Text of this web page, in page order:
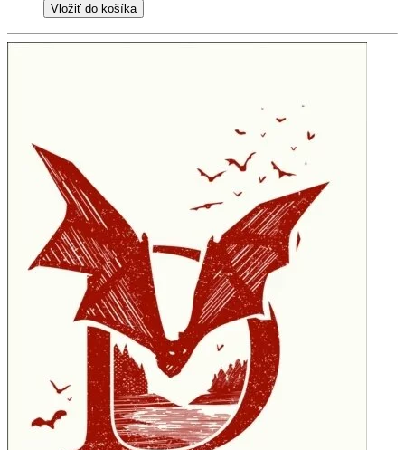
Vložiť do košíka